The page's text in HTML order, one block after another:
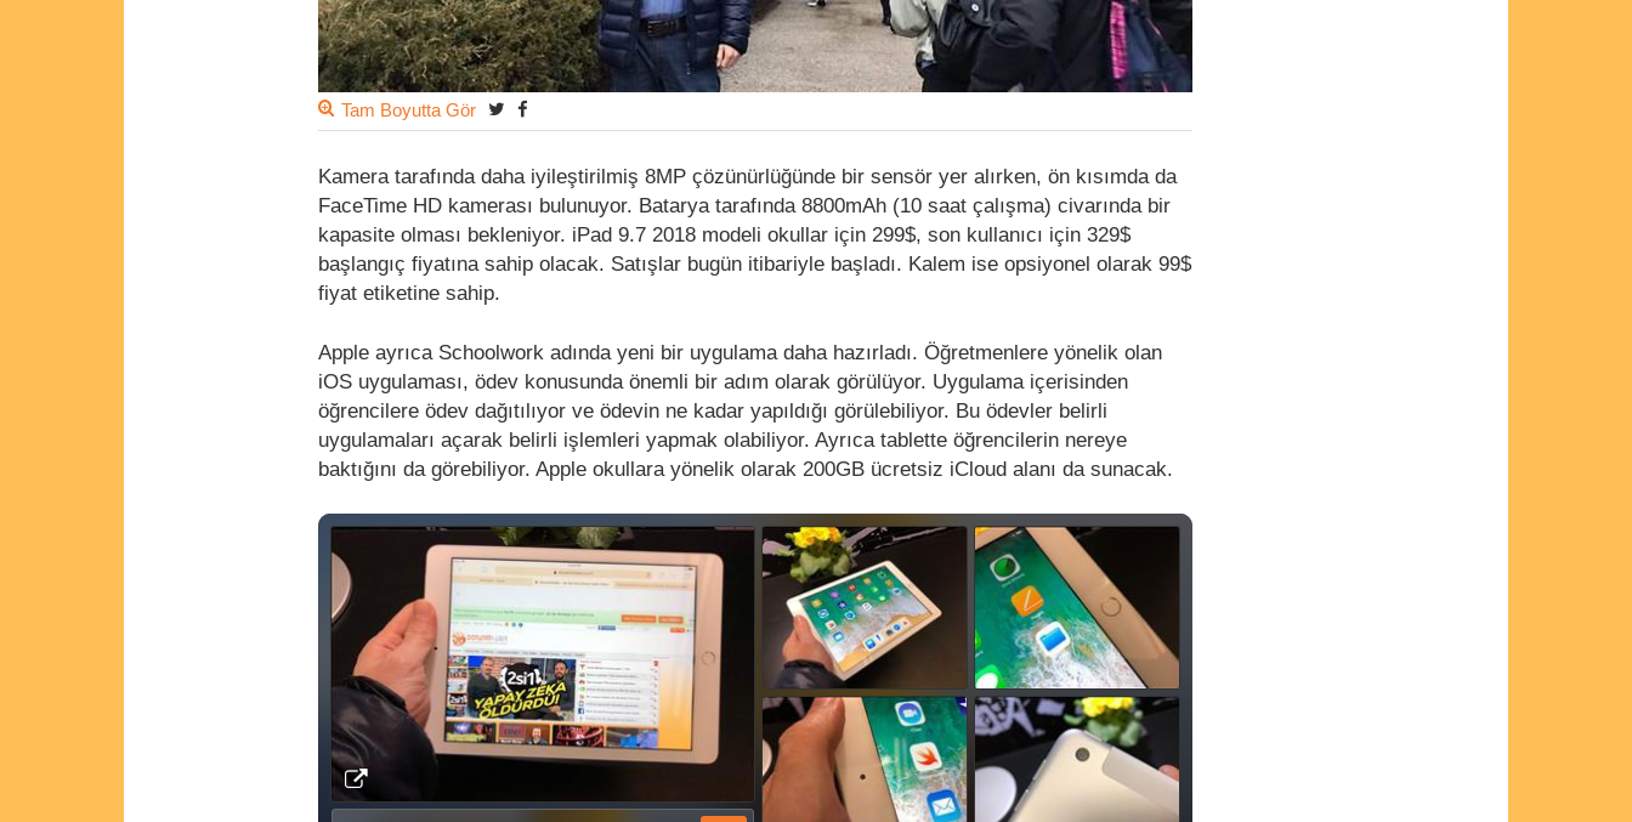
Tam Boyutta Gör
Kamera tarafında daha iyileştirilmiş 8MP çözünürlüğünde bir sensör yer alırken, ön kısımda da
FaceTime HD kamerası bulunuyor. Batarya tarafında 8800mAh (10 saat çalışma) civarında bir
kapasite olması bekleniyor. iPad 9.7 2018 modeli okullar için 299$, son kullanıcı için 329$
başlangıç fiyatına sahip olacak. Satışlar bugün itibariyle başladı. Kalem ise opsiyonel olarak 99$
fiyat etiketine sahip.
Apple ayrıca Schoolwork adında yeni bir uygulama daha hazırladı. Öğretmenlere yönelik olan
iOS uygulaması, ödev konusunda önemli bir adım olarak görülüyor. Uygulama içerisinden
öğrencilere ödev dağıtılıyor ve ödevin ne kadar yapıldığı görülebiliyor. Bu ödevler belirli
uygulamaları açarak belirli işlemleri yapmak olabiliyor. Ayrıca tablette öğrencilerin nereye
baktığını da görebiliyor. Apple okullara yönelik olarak 200GB ücretsiz iCloud alanı da sunacak.